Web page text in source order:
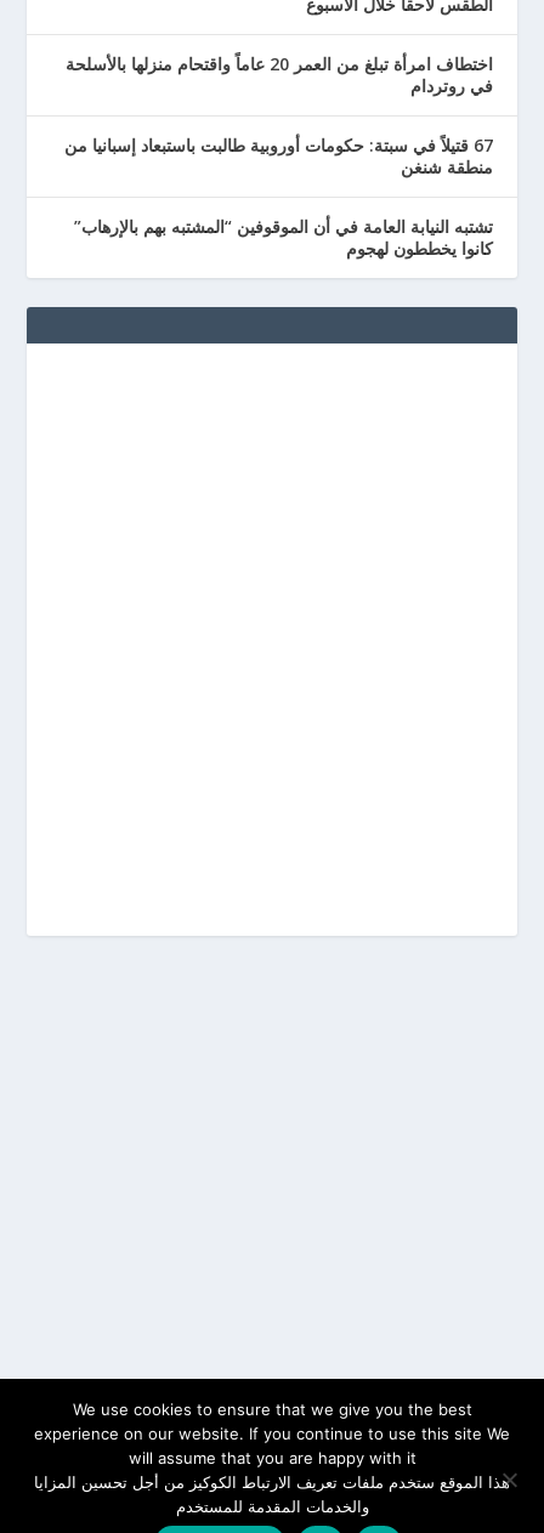
اختطاف امرأة تبلغ من العمر 20 عاماً واقتحام منزلها بالأسلحة
في روتردام
67 قتيلاً في سبتة: حكومات أوروبية طالبت باستبعاد إسبانيا من
منطقة شنغن
تشتبه النيابة العامة في أن الموقوفين “المشتبه بهم بالإرهاب”
كانوا يخططون لهجوم
We use cookies to ensure that we give you the best
experience on our website. If you continue to use this site We
will assume that you are happy with it
هذا الموقع ستخدم ملفات تعريف الارتباط الكوكيز من أجل تحسين المزايا
والخدمات المقدمة للمستخدم